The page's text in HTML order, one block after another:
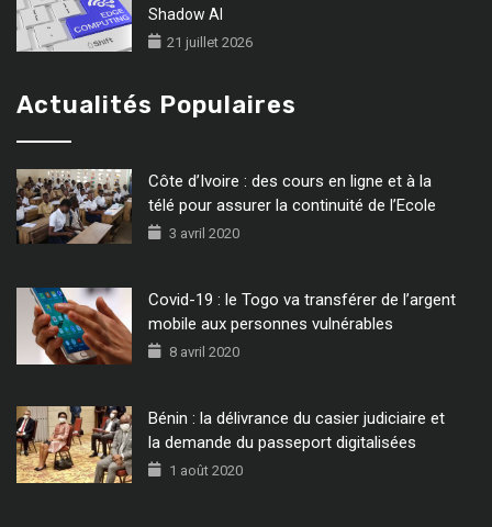
Shadow AI
21 juillet 2026
Actualités Populaires
Côte d’Ivoire : des cours en ligne et à la
télé pour assurer la continuité de l’Ecole
3 avril 2020
Covid-19 : le Togo va transférer de l’argent
mobile aux personnes vulnérables
8 avril 2020
Bénin : la délivrance du casier judiciaire et
la demande du passeport digitalisées
1 août 2020